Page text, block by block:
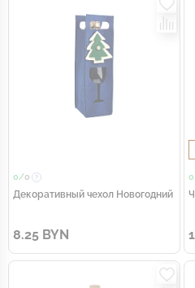
0/0
Декоративный чехол Новогодний
8.25 BYN